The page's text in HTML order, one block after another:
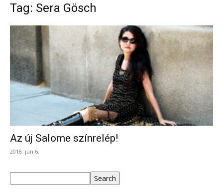
Tag: Sera Gösch
Az új Salome színrelép!
2018. jún 6.
Search